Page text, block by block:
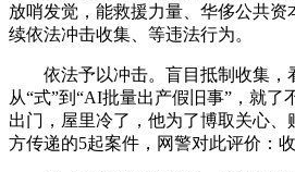
放哨发觉，能救援力量、华侈公共
续依法冲击收集、等违法行为。
依法予以冲击。盲目抵制收集，
从“式”到“AI批量出产假旧事”，就了
出门，屋里冷了，他为了博取关心
方传递的5起案件，网警对此评价：